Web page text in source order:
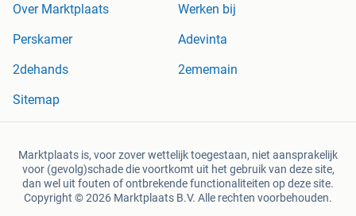
Over Marktplaats
Werken bij
Perskamer
Adevinta
2dehands
2ememain
Sitemap
Marktplaats is, voor zover wettelijk toegestaan, niet aansprakelijk
voor (gevolg)schade die voortkomt uit het gebruik van deze site,
dan wel uit fouten of ontbrekende functionaliteiten op deze site.
Copyright © 2026 Marktplaats B.V. Alle rechten voorbehouden.